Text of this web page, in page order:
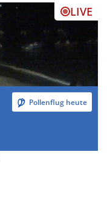
LIVE
Pollenflug heute